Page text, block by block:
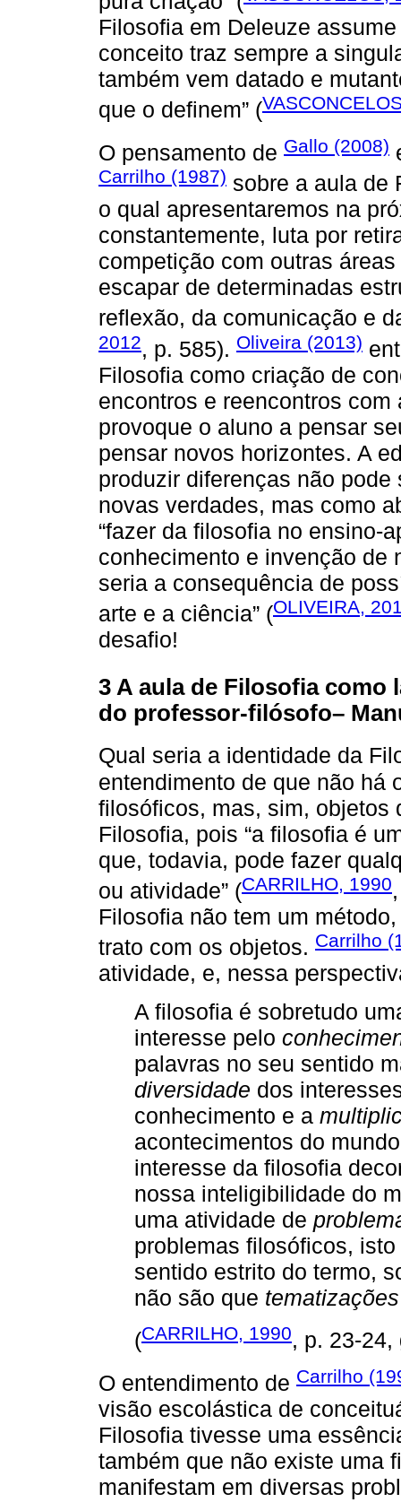
Filosofia em Deleuze
conceito traz sempre a
também vem datado e
que o definem” (
O pensamento de Gallo (2008)
Carrilho (1987) sobre a aula de
o qual apresentaremos na
constantemente, luta por
competição com outras
escapar de determinadas
reflexão, da comunicação e
2012, p. 585). Oliveira (2013)
Filosofia como criação de
encontros e reencontros
provoque o aluno a pensar
pensar novos horizontes. A
produzir diferenças não
novas verdades, mas como
“fazer da filosofia no ensino-
conhecimento e invenção de
seria a consequência de
arte e a ciência” (OLIVEIRA,
desafio!
3 A aula de Filosofia como
do professor-filósofo–
Qual seria a identidade da
entendimento de que não há
filosóficos, mas, sim, objetos
Filosofia, pois “a filosofia é
que, todavia, pode fazer
ou atividade” (CARRILHO, 1990
Filosofia não tem um
trato com os objetos. Carrilho
atividade, e, nessa
A filosofia é sobretudo
interesse pelo
palavras no seu sentido
diversidade dos
conhecimento e a
acontecimentos do
interesse da filosofia
nossa inteligibilidade do
uma atividade de
problemas filosóficos,
sentido estrito do termo,
não são que tematizações
(CARRILHO, 1990, p. 23-24,
O entendimento de Carrilho
visão escolástica de
Filosofia tivesse uma
também que não existe uma
manifestam em diversas